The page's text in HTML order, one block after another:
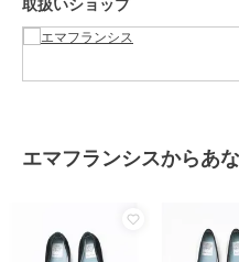
のあるお作りでストッキングで
ルインソールを入れて丁度のサ
期間限定セール開催中
ショップ エマフラン
エマフランシスからあ